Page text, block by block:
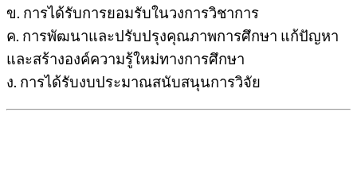
ข. การได้รับการยอมรับในวงการวิชาการ
ค. การพัฒนาและปรับปรุงคุณภาพการศึกษา แก้ปัญหา
และสร้างองค์ความรู้ใหม่ทางการศึกษา
ง. การได้รับงบประมาณสนับสนุนการวิจัย